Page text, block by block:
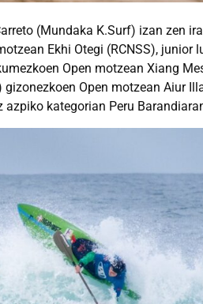
(Mundaka K.Surf) izan zen
Ekhi Otegi (RCNSS), junior
Open motzean Xiang
Open motzean Aiur
kategorian Peru